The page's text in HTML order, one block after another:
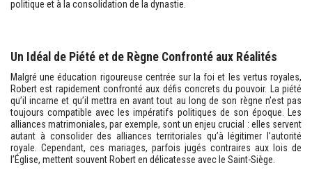
politique et à la consolidation de la dynastie.
Un Idéal de Piété et de Règne Confronté aux Réalités
Malgré une éducation rigoureuse centrée sur la foi et les vertus royales,
Robert est rapidement confronté aux défis concrets du pouvoir. La piété
qu’il incarne et qu’il mettra en avant tout au long de son règne n’est pas
toujours compatible avec les impératifs politiques de son époque. Les
alliances matrimoniales, par exemple, sont un enjeu crucial : elles servent
autant à consolider des alliances territoriales qu’à légitimer l’autorité
royale. Cependant, ces mariages, parfois jugés contraires aux lois de
l’Église, mettent souvent Robert en délicatesse avec le Saint-Siège.